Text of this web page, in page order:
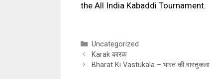
the All India Kabaddi Tournament.
Categories
Uncategorized
Karak कारक
Bharat Ki Vastukala – भारत की वास्तुकला